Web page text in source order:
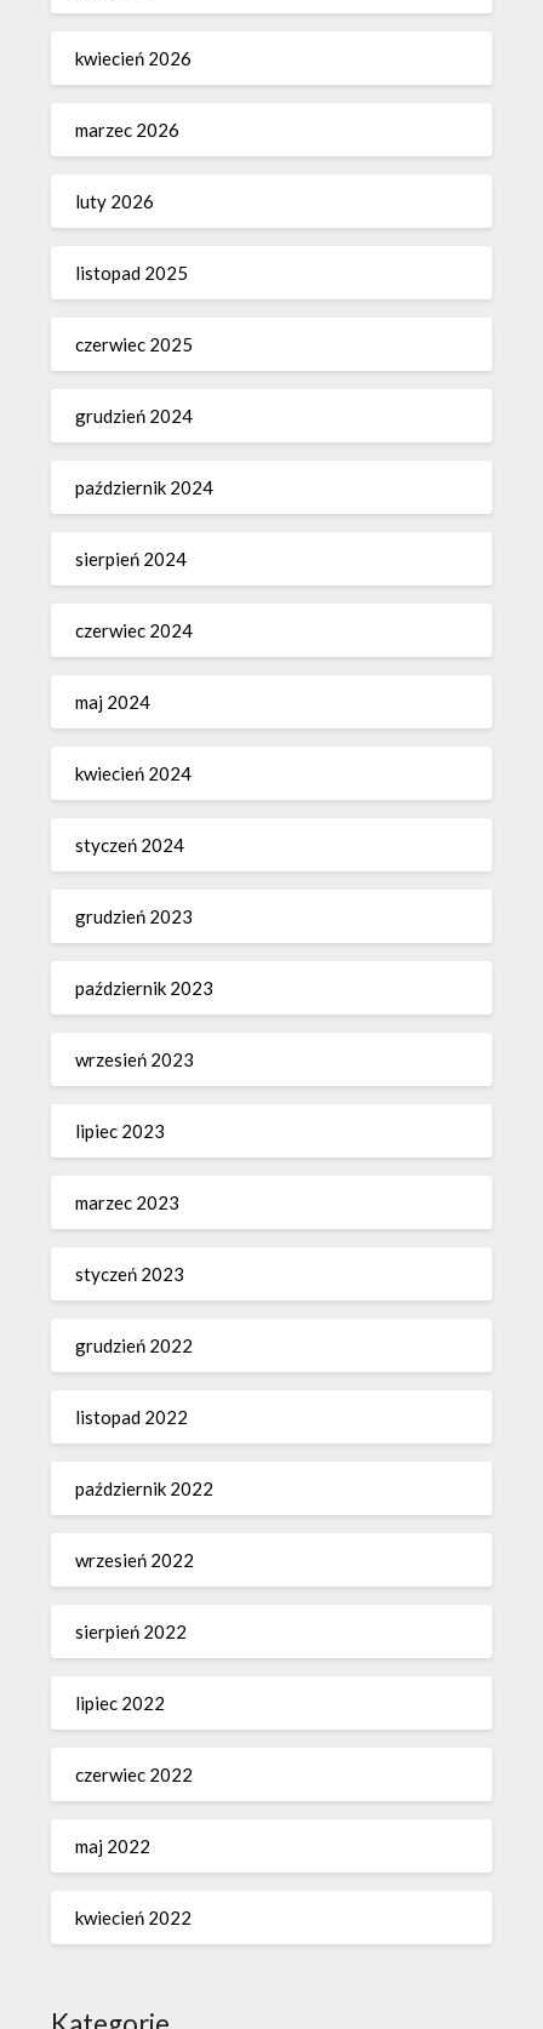
kwiecień 2026
marzec 2026
luty 2026
listopad 2025
czerwiec 2025
grudzień 2024
październik 2024
sierpień 2024
czerwiec 2024
maj 2024
kwiecień 2024
styczeń 2024
grudzień 2023
październik 2023
wrzesień 2023
lipiec 2023
marzec 2023
styczeń 2023
grudzień 2022
listopad 2022
październik 2022
wrzesień 2022
sierpień 2022
lipiec 2022
czerwiec 2022
maj 2022
kwiecień 2022